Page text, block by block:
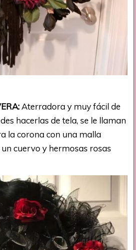
Aterradora y muy fácil de
hacerlas de tela, se le llaman
la corona con una malla
cuervo y hermosas rosas